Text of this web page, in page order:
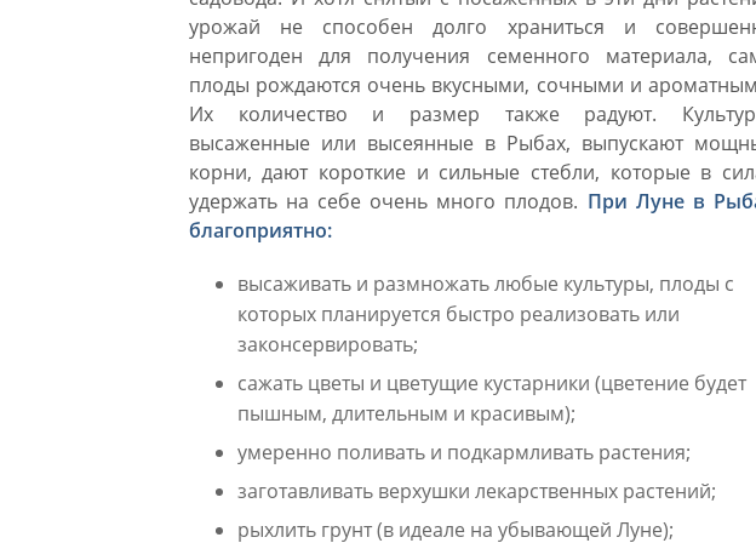
урожай не способен долго храниться и
непригоден для получения семенного материала,
плоды рождаются очень вкусными, сочными и
Их количество и размер также радуют.
высаженные или высеянные в Рыбах, выпускают
корни, дают короткие и сильные стебли, которые в
удержать на себе очень много плодов. При Луне в
благоприятно:
высаживать и размножать любые культуры, плоды с
которых планируется быстро реализовать или
законсервировать;
сажать цветы и цветущие кустарники (цветение будет
пышным, длительным и красивым);
умеренно поливать и подкармливать растения;
заготавливать верхушки лекарственных растений;
рыхлить грунт (в идеале на убывающей Луне);